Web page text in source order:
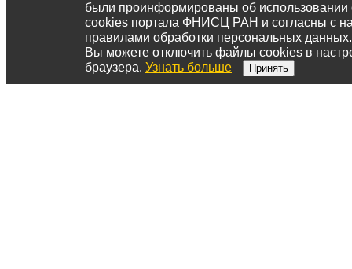
были проинформированы об
cookies портала ФНИСЦ РАН и согласны с
правилами обработки персональных данных.
Вы можете отключить файлы cookies в
браузера. Узнать больше Принять